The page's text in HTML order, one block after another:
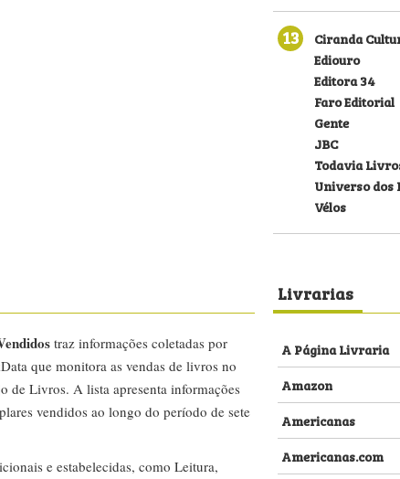
13
Ciranda
Ediouro
Editora 34
Faro Editorial
Gente
JBC
Todavia
Universo dos
Vélos
traz informações coletadas por
que monitora as vendas de livros no
de Livros. A lista apresenta informações
vendidos ao longo do período de sete
e estabelecidas, como Leitura,
Livrarias
A Página Livraria
Amazon
Americanas
Americanas.com